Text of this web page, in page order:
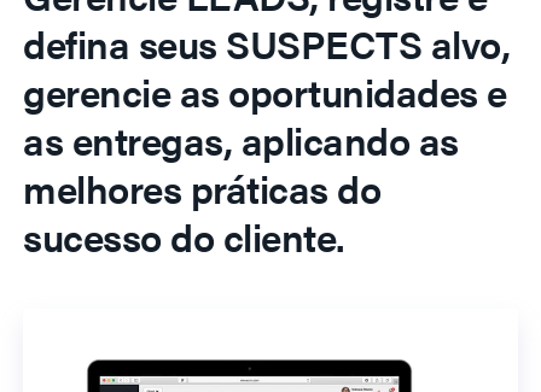
defina seus SUSPECTS alvo,
gerencie as oportunidades e
as entregas, aplicando as
melhores práticas do
sucesso do cliente.